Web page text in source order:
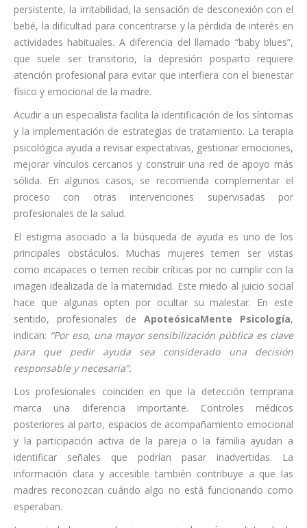
persistente, la irritabilidad, la sensación de desconexión con el
bebé, la dificultad para concentrarse y la pérdida de interés en
actividades habituales. A diferencia del llamado “baby blues”,
que suele ser transitorio, la depresión posparto requiere
atención profesional para evitar que interfiera con el bienestar
físico y emocional de la madre.
Acudir a un especialista facilita la identificación de los síntomas
y la implementación de estrategias de tratamiento. La terapia
psicológica ayuda a revisar expectativas, gestionar emociones,
mejorar vínculos cercanos y construir una red de apoyo más
sólida. En algunos casos, se recomienda complementar el
proceso con otras intervenciones supervisadas por
profesionales de la salud.
El estigma asociado a la búsqueda de ayuda es uno de los
principales obstáculos. Muchas mujeres temen ser vistas
como incapaces o temen recibir críticas por no cumplir con la
imagen idealizada de la maternidad. Este miedo al juicio social
hace que algunas opten por ocultar su malestar. En este
sentido, profesionales de ApoteósicaMente Psicología,
indican: “Por eso, una mayor sensibilización pública es clave
para que pedir ayuda sea considerado una decisión
responsable y necesaria”.
Los profesionales coinciden en que la detección temprana
marca una diferencia importante. Controles médicos
posteriores al parto, espacios de acompañamiento emocional
y la participación activa de la pareja o la familia ayudan a
identificar señales que podrían pasar inadvertidas. La
información clara y accesible también contribuye a que las
madres reconozcan cuándo algo no está funcionando como
esperaban.